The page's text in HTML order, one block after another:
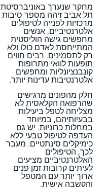
מחקר שנערך באוניברסיטת
תל אביב זיהה מספר סיבות
מרכזיות לפנייה לטיפולים
אלטרנטיביים. אנשים
מחפשים גישה הוליסטית
המתייחסת לאדם כולו ולא
רק לתסמינים. רבים חווים
תופעות לוואי מתרופות
קונבנציונליות ומחפשים
אלטרנטיבות עדינות יותר.
חלק מהפונים מרגישים
שהרפואה הקלאסית לא
מצליחה לטפל ביעילות
בבעיותיהם, במיוחד
במחלות כרוניות. יש גם
העדפה לטיפול טבעי ללא
כימיקלים סינתטיים. מעבר
לכך, הטיפולים
האלטרנטיביים מציעים
לעיתים קרובות זמן פנים
ארוך יותר עם המטפל
והקשבה אישית.